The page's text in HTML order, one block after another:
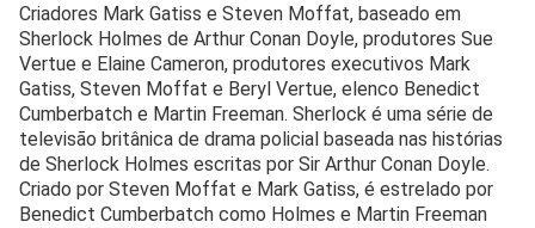
Criadores Mark Gatiss e Steven Moffat, baseado em
Sherlock Holmes de Arthur Conan Doyle, produtores Sue
Vertue e Elaine Cameron, produtores executivos Mark
Gatiss, Steven Moffat e Beryl Vertue, elenco Benedict
Cumberbatch e Martin Freeman. Sherlock é uma série de
televisão britânica de drama policial baseada nas histórias
de Sherlock Holmes escritas por Sir Arthur Conan Doyle.
Criado por Steven Moffat e Mark Gatiss, é estrelado por
Benedict Cumberbatch como Holmes e Martin Freeman